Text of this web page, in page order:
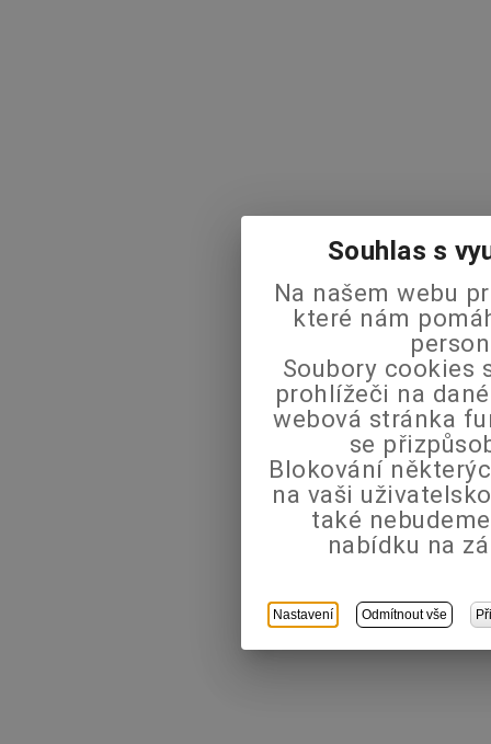
Souhlas s
Na našem webu
které nám
Soubory cookies
prohlížeči na
webová stránka
se
Blokování
na vaši
také
nabídku na
Nastavení Odmítnout vše